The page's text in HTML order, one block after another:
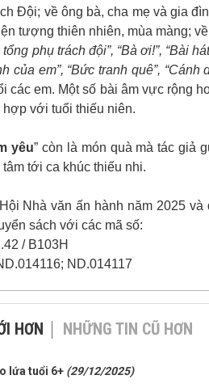
Đội; về ông bà, cha mẹ và gia
tượng thiên nhiên, mùa màng;
tổng phụ trách đội”, “Bà ơi!”, “Bài
của em”, “Bức tranh quê”,
các em. Một số bài âm vực rộng
với tuổi thiếu niên.
yêu” còn là món quà mà tác giả
tới ca khúc thiếu nhi.
Nhà văn ấn hành năm 2025
sách với các mã số:
/ B103H
ND.014117
HƠN NHỮNG TIN CŨ HƠN
lứa tuổi 6+ (29/12/2025)